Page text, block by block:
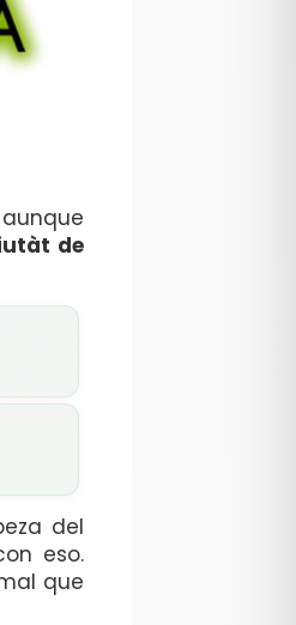
de
del
eso.
que